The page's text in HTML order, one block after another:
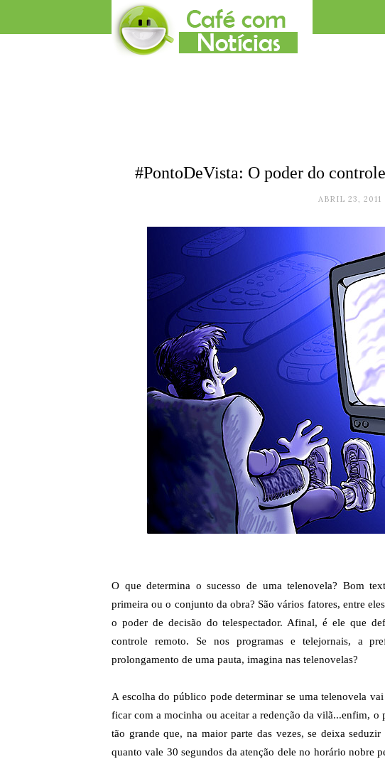
#PontoDeVista: O poder do
ABRIL 23, 2011
O que determina o sucesso de uma telenovela? Bom
primeira ou o conjunto da obra? São vários fatores, entre
o poder de decisão do telespectador. Afinal, é ele que
controle remoto. Se nos programas e telejornais, a
prolongamento de uma pauta, imagina nas telenovelas?
A escolha do público pode determinar se uma telenovela
ficar com a mocinha ou aceitar a redenção da vilã...enfim, o
tão grande que, na maior parte das vezes, se deixa
quanto vale 30 segundos da atenção dele no horário nobre